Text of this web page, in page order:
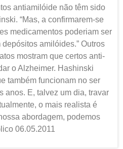
antiamilóide não têm sido
“Mas, a confirmarem-se
medicamentos poderiam ser
amilóides.” Outros
mostram que certos anti-
o Alzheimer. Hashinski
também funcionam no ser
anos. E, talvez um dia, travar
o mais realista é
abordagem, podemos
06.05.2011